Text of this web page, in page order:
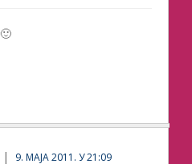
9. МАЈА 2011. У 21:09